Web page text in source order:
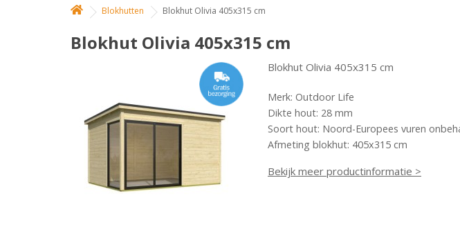
Blokhutten Blokhut Olivia 405x315 cm
Blokhut Olivia 405x315 cm
Blokhut Olivia 405x315 cm
Merk: Outdoor Life
Dikte hout: 28 mm
Soort hout: Noord-Europees vuren
Afmeting blokhut: 405x315 cm
Bekijk meer productinformatie >